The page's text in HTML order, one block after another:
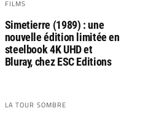
FILMS
Simetierre (1989) : une
nouvelle édition limitée en
steelbook 4K UHD et
Bluray, chez ESC Editions
LA TOUR SOMBRE